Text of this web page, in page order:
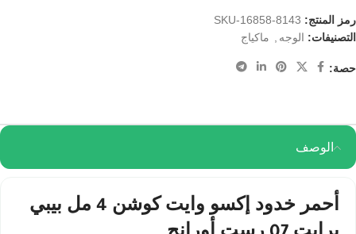
رمز المنتج: SKU-16858-8143
التصنيفات: الوجه , ماكياج
حصة:
الوصف
أحمر خدود إكسو وايت كوشن 4 مل بيبي